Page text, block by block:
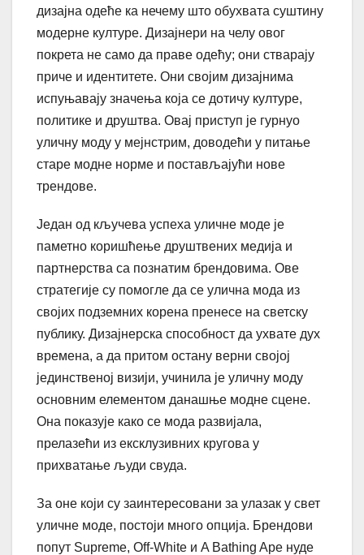
дизајна одеће ка нечему што обухвата суштину
модерне културе. Дизајнери на челу овог
покрета не само да праве одећу; они стварају
приче и идентитете. Они својим дизајнима
испуњавају значења која се дотичу културе,
политике и друштва. Овај приступ је гурнуо
уличну моду у мејнстрим, доводећи у питање
старе модне норме и постављајући нове
трендове.
Један од кључева успеха уличне моде је
паметно коришћење друштвених медија и
партнерства са познатим брендовима. Ове
стратегије су помогле да се улична мода из
својих подземних корена пренесе на светску
публику. Дизајнерска способност да ухвате дух
времена, а да притом остану верни својој
јединственој визији, учинила је уличну моду
основним елементом данашње модне сцене.
Она показује како се мода развијала,
прелазећи из ексклузивних кругова у
прихватање људи свуда.
За оне који су заинтересовани за улазак у свет
уличне моде, постоји много опција. Брендови
попут Supreme, Off-White и A Bathing Ape нуде